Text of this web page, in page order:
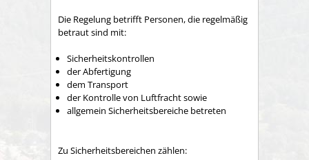
Die Regelung betrifft Personen, die regelmäßig
betraut sind mit:
Sicherheitskontrollen
der Abfertigung
dem Transport
der Kontrolle von Luftfracht sowie
allgemein Sicherheitsbereiche betreten
Zu Sicherheitsbereichen zählen: